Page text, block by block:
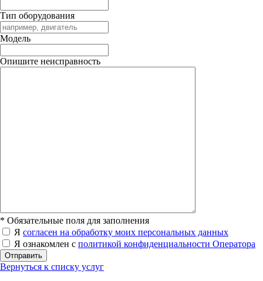
Тип оборудования
Модель
Опишите неисправность
* Обязательные поля для заполнения
Я согласен на обработку моих персональных данных
Я ознакомлен с политикой конфиденциальности Оператора
Отправить
Вернуться к списку услуг